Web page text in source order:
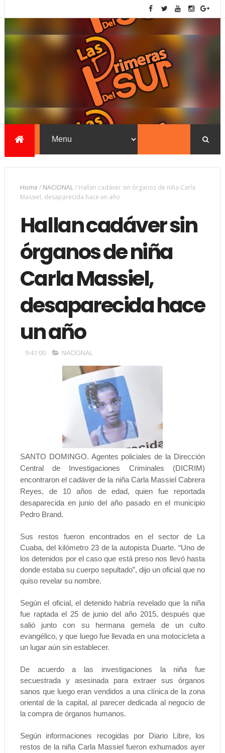
Home / NACIONAL/ Hallan cadáver sin órganos de niña Carla
Massiel, desaparecida hace un año
Hallan cadáver sin
órganos de niña
Carla Massiel,
desaparecida hace
un año
9:41:00 NACIONAL
SANTO DOMINGO. Agentes policiales de la Dirección
Central de Investigaciones Criminales (DICRIM)
encontraron el cadáver de la niña Carla Massiel Cabrera
Reyes, de 10 años de edad, quien fue reportada
desaparecida en junio del año pasado en el municipio
Pedro Brand.
Sus restos fueron encontrados en el sector de La
Cuaba, del kilómetro 23 de la autopista Duarte. “Uno de
los detenidos por el caso que está preso nos llevó hasta
donde estaba su cuerpo sepultado”, dijo un oficial que no
quiso revelar su nombre.
Según el oficial, el detenido habría revelado que la niña
fue raptada el 25 de junio del año 2015, después que
salió junto con su hermana gemela de un culto
evangélico, y que luego fue llevada en una motocicleta a
un lugar aún sin establecer.
De acuerdo a las investigaciones la niña fue
secuestrada y asesinada para extraer sus órganos
sanos que luego eran vendidos a una clínica de la zona
oriental de la capital, al parecer dedicada al negocio de
la compra de órganos humanos.
Según informaciones recogidas por Diario Libre, los
restos de la niña Carla Massiel fueron exhumados ayer